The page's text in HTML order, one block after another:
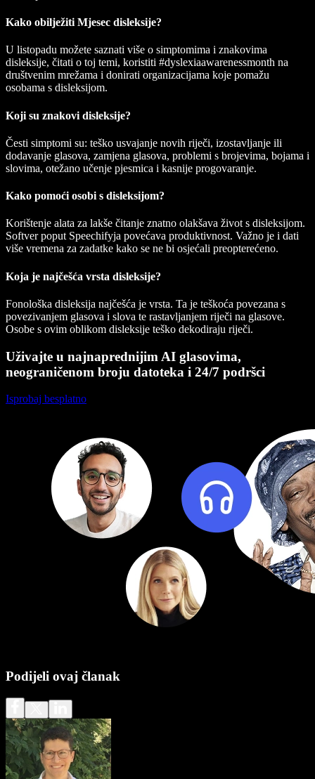
Kako obilježiti Mjesec disleksije?
U listopadu možete saznati više o simptomima i znakovima
disleksije, čitati o toj temi, koristiti #dyslexiaawarenessmonth na
društvenim mrežama i donirati organizacijama koje pomažu
osobama s disleksijom.
Koji su znakovi disleksije?
Česti simptomi su: teško usvajanje novih riječi, izostavljanje ili
dodavanje glasova, zamjena glasova, problemi s brojevima, bojama i
slovima, otežano učenje pjesmica i kasnije progovaranje.
Kako pomoći osobi s disleksijom?
Korištenje alata za lakše čitanje znatno olakšava život s disleksijom.
Softver poput Speechifyja povećava produktivnost. Važno je i dati
više vremena za zadatke kako se ne bi osjećali preopterećeno.
Koja je najčešća vrsta disleksije?
Fonološka disleksija najčešća je vrsta. Ta je teškoća povezana s
povezivanjem glasova i slova te rastavljanjem riječi na glasove.
Osobe s ovim oblikom disleksije teško dekodiraju riječi.
Uživajte u najnaprednijim AI glasovima,
neograničenom broju datoteka i 24/7 podršci
Isprobaj besplatno
Podijeli ovaj članak